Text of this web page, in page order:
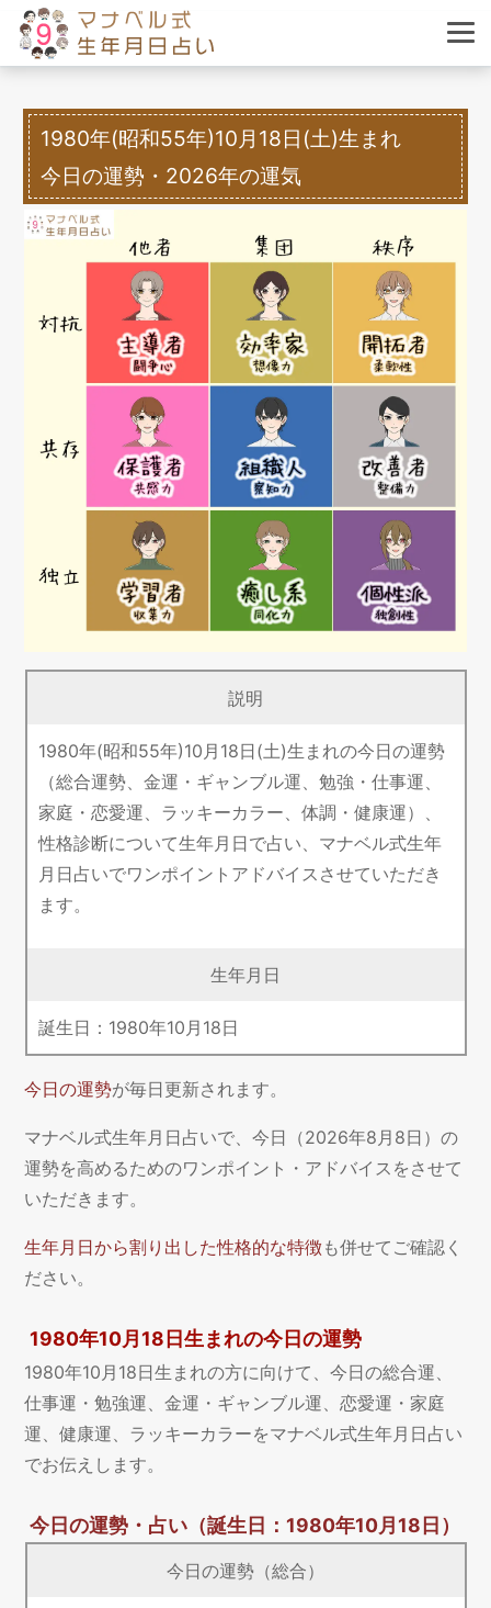
1980年(昭和55年)10月18日(土)生まれ
今日の運勢・2026年の運気
説明
1980年(昭和55年)10月18日(土)生まれの今日の運勢
（総合運勢、金運・ギャンブル運、勉強・仕事運、
家庭・恋愛運、ラッキーカラー、体調・健康運）、
性格診断について生年月日で占い、マナベル式生年
月日占いでワンポイントアドバイスさせていただき
ます。
生年月日
誕生日： 1980年10 月 18日
今日の運勢が毎日更新されます。
マナベル式生年月日占いで、今日（2026年8月8日）の
運勢を高めるためのワンポイント・アドバイスをさせて
いただきます。
生年月日から割り出した性格的な特徴も併せてご確認く
ださい。
1980年10月18日生まれの今日の運勢
1980年10月18日生まれの方に向けて、今日の総合運、
仕事運・勉強運、金運・ギャンブル運、恋愛運・家庭
運、健康運、ラッキーカラーをマナベル式生年月日占い
でお伝えします。
今日の運勢・占い（誕生日：1980年10月18日）
今日の運勢（総合）